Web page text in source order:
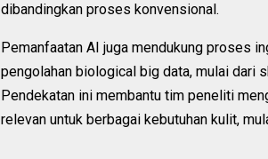
dibandingkan proses konvensional.
Pemanfaatan AI juga mendukung proses
pengolahan biological big data, mulai dari
Pendekatan ini membantu tim peneliti
relevan untuk berbagai kebutuhan kulit,